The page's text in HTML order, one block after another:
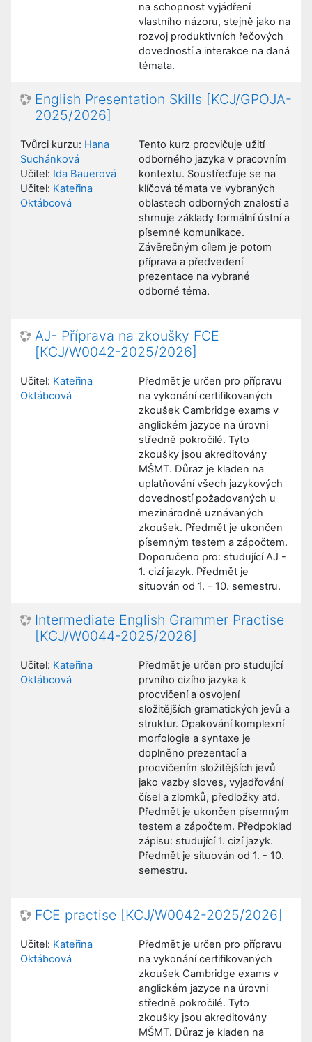
na schopnost vyjádření
vlastního názoru, stejně jako na
rozvoj produktivních řečových
dovedností a interakce na daná
témata.
English Presentation Skills [KCJ/GPOJA-
2025/2026]
Tento kurz procvičuje užití
odborného jazyka v pracovním
kontextu. Soustřeďuje se na
klíčová témata ve vybraných
oblastech odborných znalostí a
shrnuje základy formální ústní a
písemné komunikace.
Závěrečným cílem je potom
příprava a předvedení
prezentace na vybrané
odborné téma.
Tvůrci kurzu: Hana
Suchánková
Učitel: Ida Bauerová
Učitel: Kateřina
Oktábcová
AJ- Příprava na zkoušky FCE
[KCJ/W0042-2025/2026]
Předmět je určen pro přípravu
na vykonání certifikovaných
zkoušek Cambridge exams v
anglickém jazyce na úrovni
středně pokročilé. Tyto
zkoušky jsou akreditovány
MŠMT. Důraz je kladen na
uplatňování všech jazykových
dovedností požadovaných u
mezinárodně uznávaných
zkoušek. Předmět je ukončen
písemným testem a zápočtem.
Doporučeno pro: studující AJ -
1. cizí jazyk. Předmět je
situován od 1. - 10. semestru.
Učitel: Kateřina
Oktábcová
Intermediate English Grammer Practise
[KCJ/W0044-2025/2026]
Předmět je určen pro studující
prvního cizího jazyka k
procvičení a osvojení
složitějších gramatických jevů a
struktur. Opakování komplexní
morfologie a syntaxe je
doplněno prezentací a
procvičením složitějších jevů
jako vazby sloves, vyjadřování
čísel a zlomků, předložky atd.
Předmět je ukončen písemným
testem a zápočtem. Předpoklad
zápisu: studující 1. cizí jazyk.
Předmět je situován od 1. - 10.
semestru.
Učitel: Kateřina
Oktábcová
FCE practise [KCJ/W0042-2025/2026]
Předmět je určen pro přípravu
na vykonání certifikovaných
zkoušek Cambridge exams v
anglickém jazyce na úrovni
středně pokročilé. Tyto
zkoušky jsou akreditovány
MŠMT. Důraz je kladen na
Učitel: Kateřina
Oktábcová